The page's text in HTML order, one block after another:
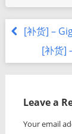
[补货] –
[补货]
Leave a
Your email